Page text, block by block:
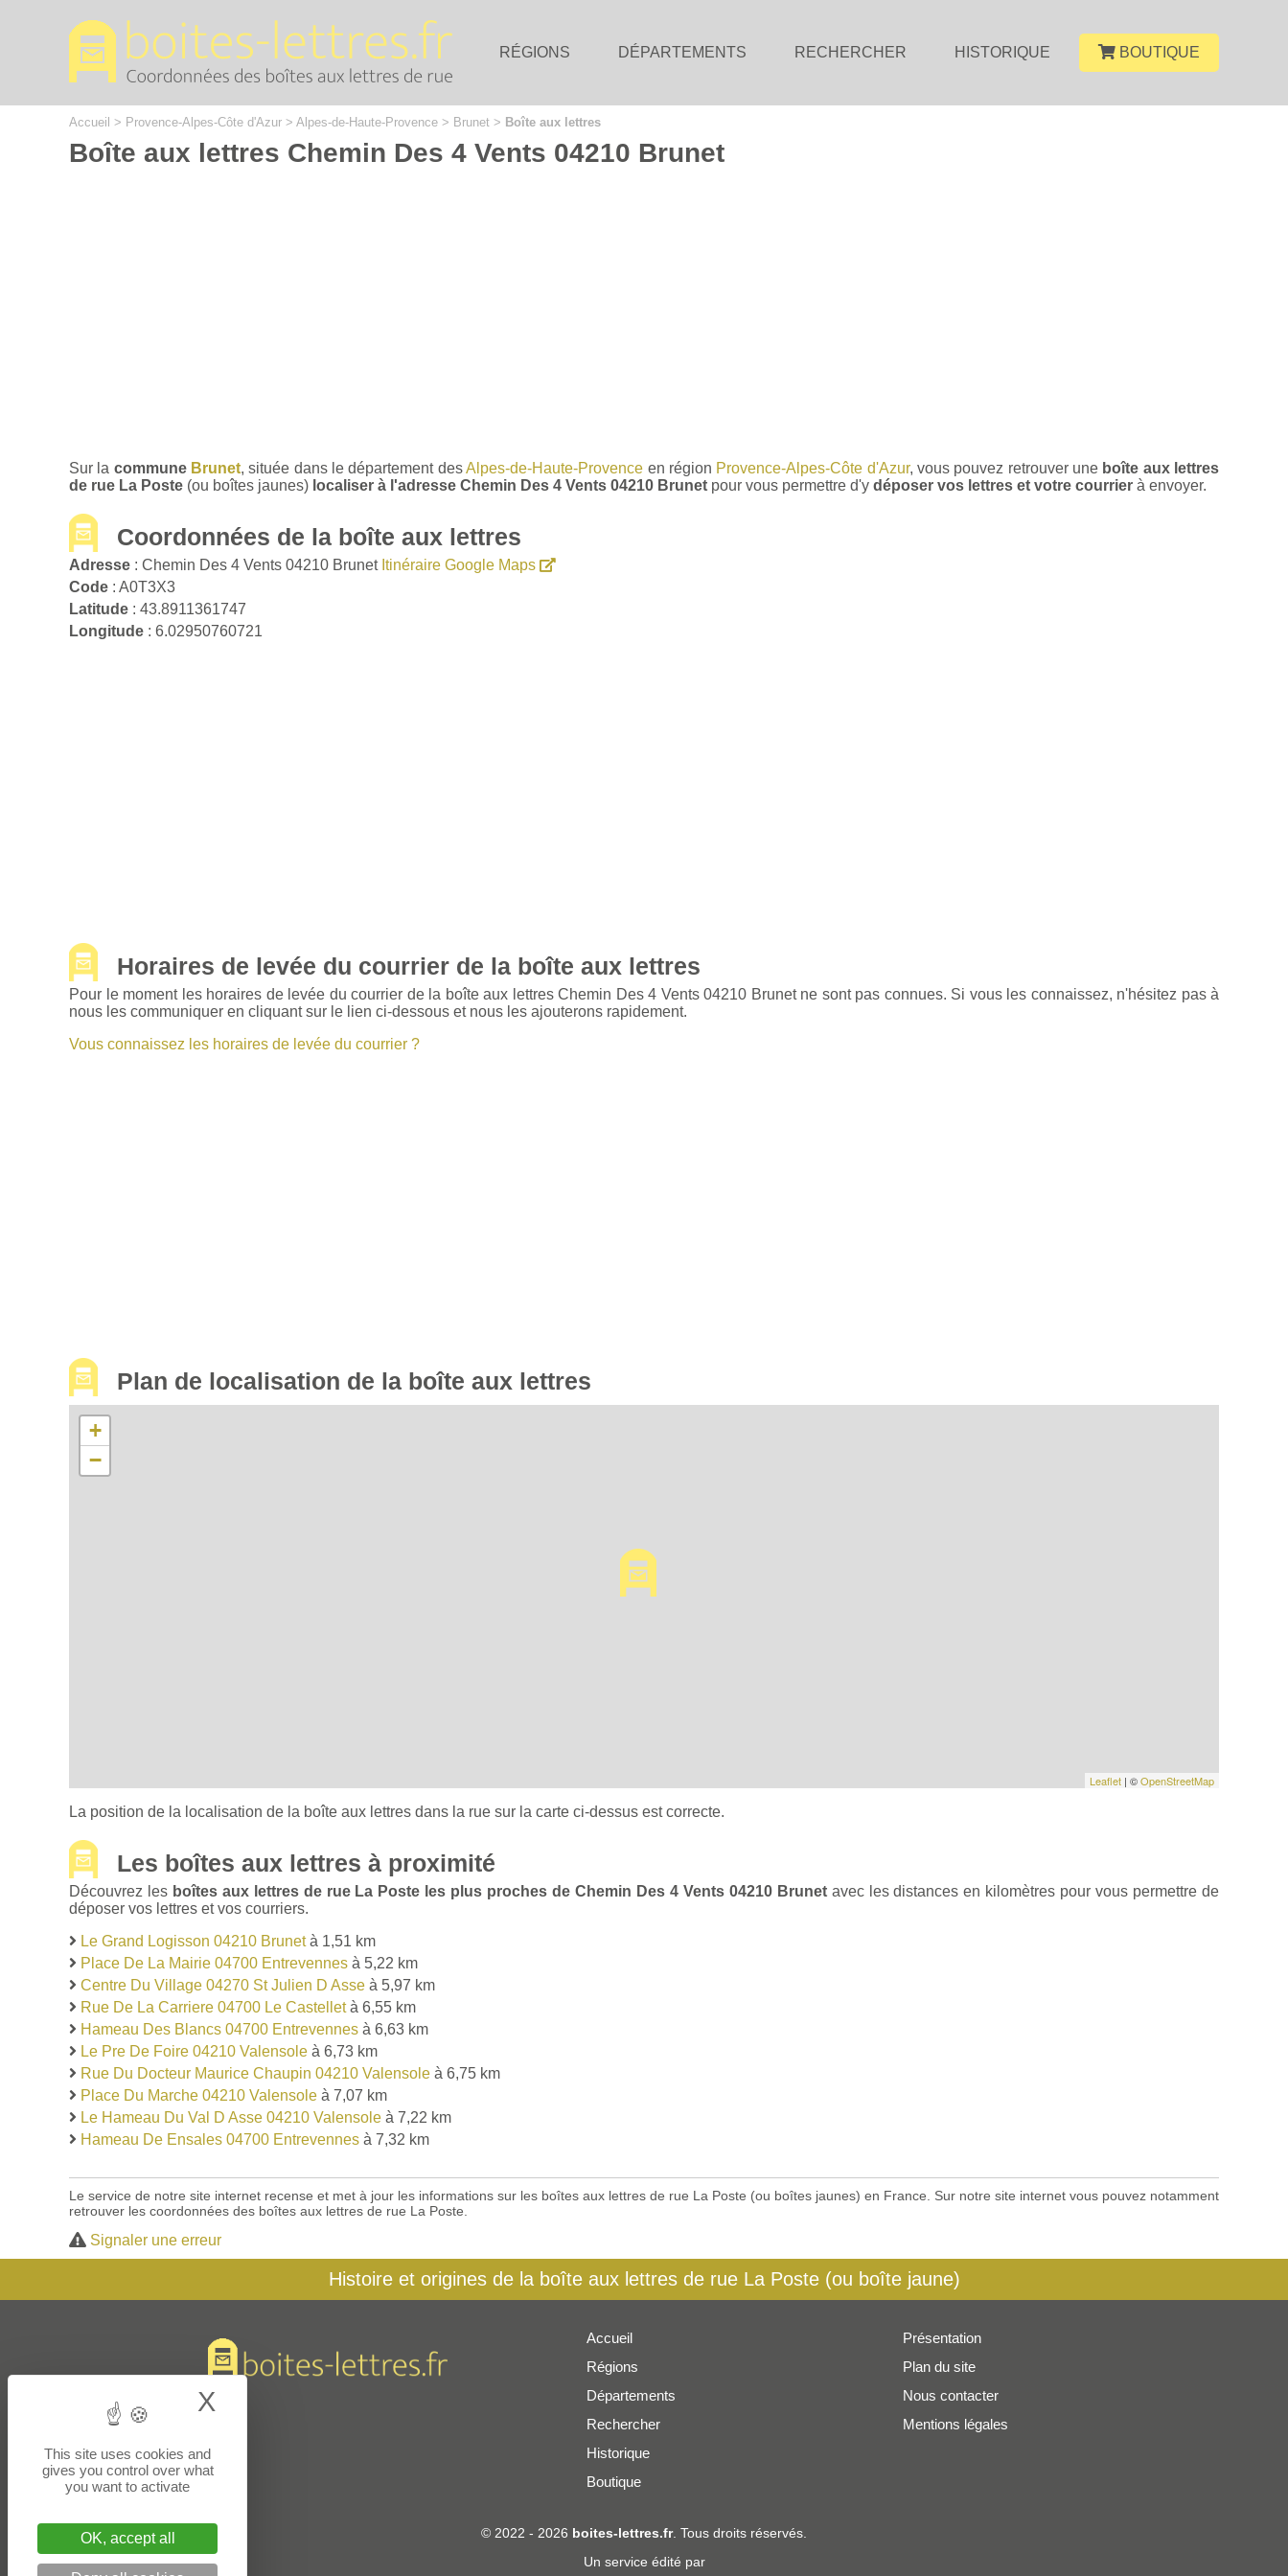
RÉGIONS DÉPARTEMENTS RECHERCHER HISTORIQUE BOUTIQUE
Accueil > Provence-Alpes-Côte d'Azur > Alpes-de-Haute-Provence > Brunet > Boîte aux lettres
Boîte aux lettres Chemin Des 4 Vents 04210 Brunet
Sur la commune Brunet, située dans le département desAlpes-de-Haute-Provence en région Provence-Alpes-Côte d'Azur, vous pouvez retrouver une boîte aux lettres
de rue La Poste (ou boîtes jaunes) localiser à l'adresse Chemin Des 4 Vents 04210 Brunet pour vous permettre d'y déposer vos lettres et votre courrier à envoyer.
Coordonnées de la boîte aux lettres
Adresse : Chemin Des 4 Vents 04210 Brunet Itinéraire Google Maps
Code : A0T3X3
Latitude : 43.8911361747
Longitude : 6.02950760721
Horaires de levée du courrier de la boîte aux lettres
Pour le moment les horaires de levée du courrier de la boîte aux lettres Chemin Des 4 Vents 04210 Brunet ne sont pas connues. Si vous les connaissez, n'hésitez pas à
nous les communiquer en cliquant sur le lien ci-dessous et nous les ajouterons rapidement.
Vous connaissez les horaires de levée du courrier ?
Plan de localisation de la boîte aux lettres
+
−
Leaflet | ©OpenStreetMap
La position de la localisation de la boîte aux lettres dans la rue sur la carte ci-dessus est correcte.
Les boîtes aux lettres à proximité
Découvrez les boîtes aux lettres de rue La Poste les plus proches de Chemin Des 4 Vents 04210 Brunetavec les distances en kilomètres pour vous permettre de
déposer vos lettres et vos courriers.
Le Grand Logisson 04210 Brunetà 1,51 km
Place De La Mairie 04700 Entrevennes à 5,22 km
Centre Du Village 04270 St Julien D Asse à 5,97 km
Rue De La Carriere 04700 Le Castelletà 6,55 km
Hameau Des Blancs 04700 Entrevennes à 6,63 km
Le Pre De Foire 04210 Valensole à 6,73 km
Rue Du Docteur Maurice Chaupin 04210 Valensole à 6,75 km
Place Du Marche 04210 Valensole à 7,07 km
Le Hameau Du Val D Asse 04210 Valensole à 7,22 km
Hameau De Ensales 04700 Entrevennes à 7,32 km
Le service de notre site internet recense et met à jour les informations sur les boîtes aux lettres de rue La Poste (ou boîtes jaunes) en France. Sur notre site internet vous pouvez notamment
retrouver les coordonnées des boîtes aux lettres de rue La Poste.
Signaler une erreur
Histoire et origines de la boîte aux lettres de rue La Poste (ou boîte jaune)
Accueil
Régions
Départements
Rechercher
Historique
Boutique
Présentation
Plan du site
Nous contacter
Mentions légales
© 2022 - 2026 boites-lettres.fr. Tous droits réservés.
Un service édité par
This site uses cookies and
gives you control over what
you want to activate
OK, accept all
X